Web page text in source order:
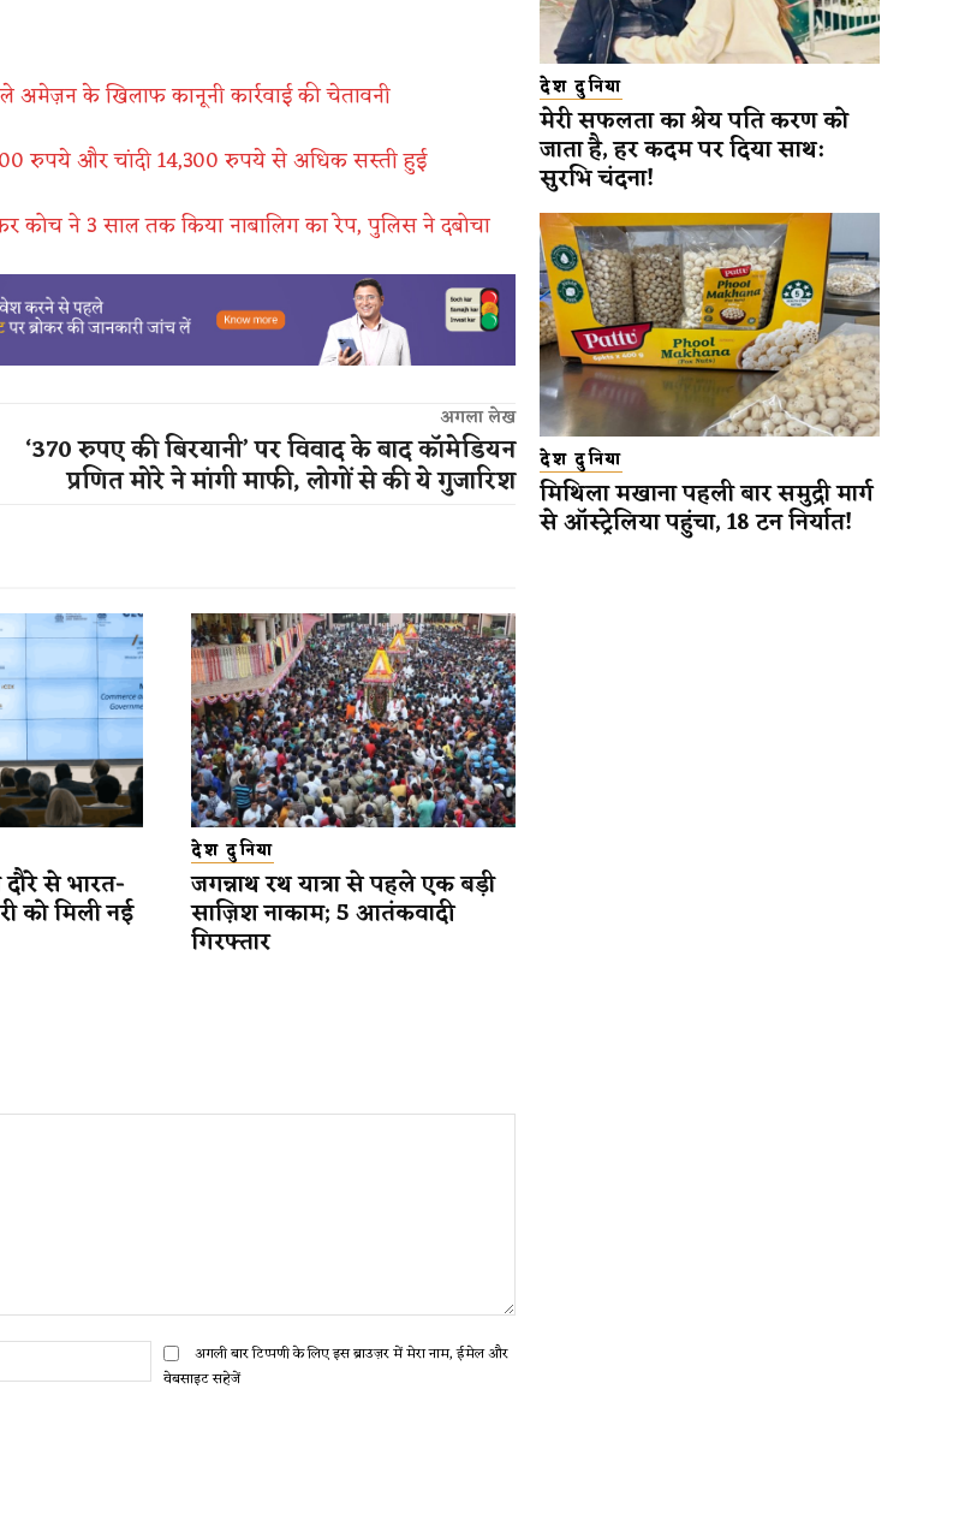
अमेज़न के खिलाफ कानूनी कार्रवाई की चेतावनी
रुपये और चांदी 14,300 रुपये से अधिक सस्ती हुई
कोच ने 3 साल तक किया नाबालिग का रेप, पुलिस ने दबोचा
अगला लेख
‘370 रुपए की बिरयानी’ पर विवाद के बाद कॉमेडियन
प्रणित मोरे ने मांगी माफी, लोगों से की ये गुजारिश
से भारत-
को मिली नई
देश दुनिया
जगन्नाथ रथ यात्रा से पहले एक बड़ी
साज़िश नाकाम; 5 आतंकवादी
गिरफ्तार
ईमेल:*अगली बार टिप्पणी के लिए इस ब्राउज़र में मेरा नाम, ईमेल और
वेबसाइट सहेजें
देश दुनिया
मेरी सफलता का श्रेय पति करण को
जाता है, हर कदम पर दिया साथ:
सुरभि चंदना!
देश दुनिया
मिथिला मखाना पहली बार समुद्री मार्ग
से ऑस्ट्रेलिया पहुंचा, 18 टन निर्यात!